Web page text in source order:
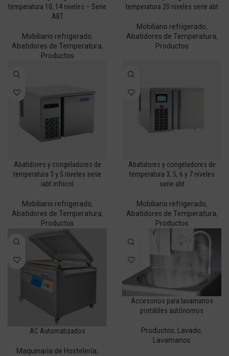
temperatura 10, 14 niveles – Serie
ABT
Mobiliario refrigerado,
Abatidores de Temperatura,
Productos
temperatura 20 niveles serie abt
Mobiliario refrigerado,
Abatidores de Temperatura,
Productos
Abatidores y congeladores de
temperatura 3 y 5 niveles serie
iabt infricol
Mobiliario refrigerado,
Abatidores de Temperatura,
Productos
Abatidores y congeladores de
temperatura 3, 5, 6 y 7 niveles
serie abt
Mobiliario refrigerado,
Abatidores de Temperatura,
Productos
AC Automatizados
Maquinaria de Hostelería,
Accesorios para lavamanos
portátiles autónomos
Productos, Lavado,
Lavamanos